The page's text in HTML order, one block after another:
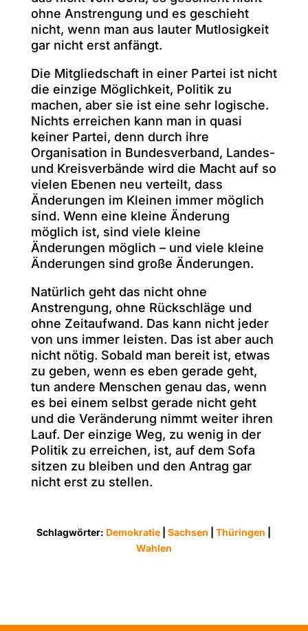
ohne Anstrengung und es geschieht
nicht, wenn man aus lauter Mutlosigkeit
gar nicht erst anfängt.
Die Mitgliedschaft in einer Partei ist nicht
die einzige Möglichkeit, Politik zu
machen, aber sie ist eine sehr logische.
Nichts erreichen kann man in quasi
keiner Partei, denn durch ihre
Organisation in Bundesverband, Landes-
und Kreisverbände wird die Macht auf so
vielen Ebenen neu verteilt, dass
Änderungen im Kleinen immer möglich
sind. Wenn eine kleine Änderung
möglich ist, sind viele kleine
Änderungen möglich – und viele kleine
Änderungen sind große Änderungen.
Natürlich geht das nicht ohne
Anstrengung, ohne Rückschläge und
ohne Zeitaufwand. Das kann nicht jeder
von uns immer leisten. Das ist aber auch
nicht nötig. Sobald man bereit ist, etwas
zu geben, wenn es eben gerade geht,
tun andere Menschen genau das, wenn
es bei einem selbst gerade nicht geht
und die Veränderung nimmt weiter ihren
Lauf. Der einzige Weg, zu wenig in der
Politik zu erreichen, ist, auf dem Sofa
sitzen zu bleiben und den Antrag gar
nicht erst zu stellen.
Schlagwörter: Demokratie |Sachsen |Thüringen
Wahlen